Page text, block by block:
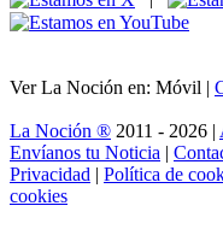
Ver La Noción en: Móvil |
La Noción ® 2011 - 2026 |
Envíanos tu Noticia |
Privacidad | Política de
cookies